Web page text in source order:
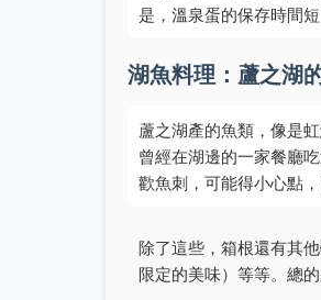
是，溫泉蛋的保存時間短
湖魚料理：蘆之湖
蘆之湖產的魚類，像是
曾經在湖邊的一家餐廳
歡魚刺，可能得小心點
除了這些，箱根還有其
限定的美味）等等。總